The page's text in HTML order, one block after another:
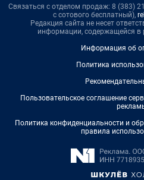
Связаться с отделом продаж: 8 (383)
с сотового бесплатный),
Редакция сайта не несет
информации, содержащейся в
Информация об
Политика
Пользовательское соглашение
Политика конфиденциальности и
правила